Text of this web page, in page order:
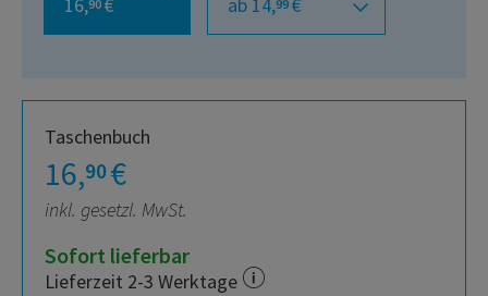
16,90 €
ab 14,99 €
Taschenbuch
16,90€
inkl. gesetzl. MwSt.
Sofort lieferbar
Lieferzeit 2-3 Werktage